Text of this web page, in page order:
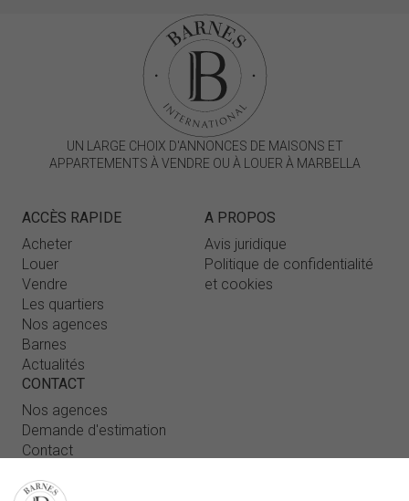
UN LARGE CHOIX D'ANNONCES DE MAISONS ET
APPARTEMENTS À VENDRE OU À LOUER À MARBELLA
ACCÈS RAPIDE
Acheter
Louer
Vendre
Les quartiers
Nos agences
Barnes
Actualités
A PROPOS
Avis juridique
Politique de confidentialité
et cookies
CONTACT
Nos agences
Demande d'estimation
Contact
FAQ